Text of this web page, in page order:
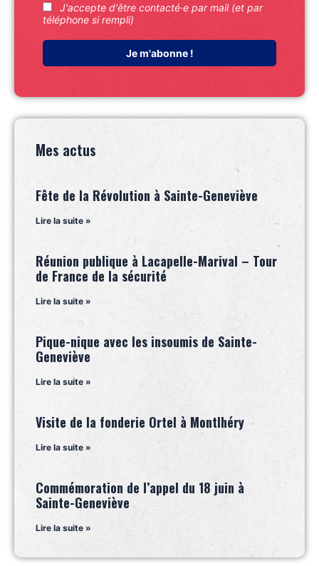
J'accepte d'être contacté·e par mail (et par
téléphone si rempli)
Mes actus
Fête de la Révolution à Sainte-Geneviève
Lire la suite »
Réunion publique à Lacapelle-Marival – Tour
de France de la sécurité
Lire la suite »
Pique-nique avec les insoumis de Sainte-
Geneviève
Lire la suite »
Visite de la fonderie Ortel à Montlhéry
Lire la suite »
Commémoration de l’appel du 18 juin à
Sainte-Geneviève
Lire la suite »